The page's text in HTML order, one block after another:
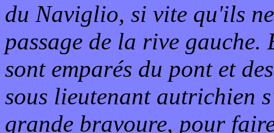
du Naviglio, si vite qu'ils
passage de la rive gauche.
sont emparés du pont et
sous lieutenant autrichien
grande bravoure, pour